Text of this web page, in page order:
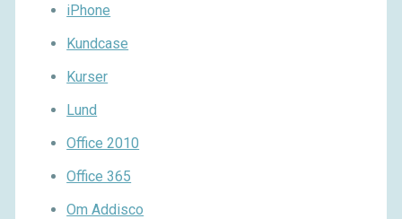
iPhone
Kundcase
Kurser
Lund
Office 2010
Office 365
Om Addisco